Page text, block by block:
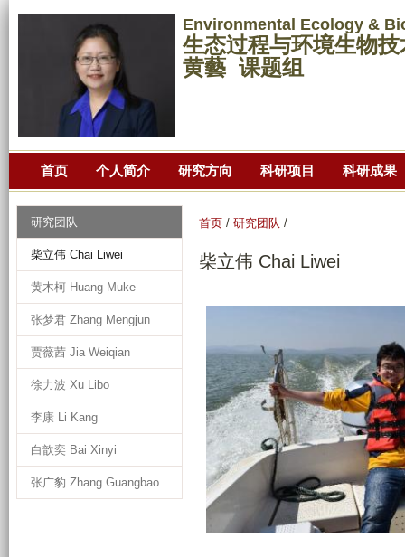
转
到
主
要
Environmental Ecology &
生态过程与环境生物
黄藝 课题组
首页 个人简介 研究方向 科研项目 科研成果
首页 / 研究团队 /
柴立伟 Chai Liwei
研究团队
柴立伟 Chai Liwei
黄木柯 Huang Muke
张梦君 Zhang Mengjun
贾薇茜 Jia Weiqian
徐力波 Xu Libo
李康 Li Kang
白歆奕 Bai Xinyi
张广豹 Zhang Guangbao